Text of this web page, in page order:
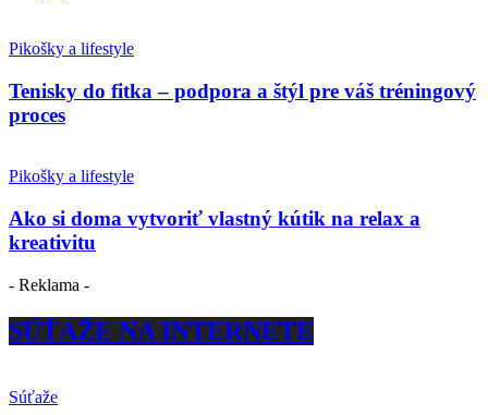
Pikošky a lifestyle
Tenisky do fitka – podpora a štýl pre váš tréningový
proces
Pikošky a lifestyle
Ako si doma vytvoriť vlastný kútik na relax a
kreativitu
- Reklama -
SÚŤAŽE NA INTERNETE
Súťaže